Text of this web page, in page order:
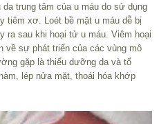
trung tâm của u máu do sử dụng
tiêm xơ. Loét bề mặt u máu dễ bị
ra sau khi hoại tử u máu. Viêm hoại
về sự phát triển của các vùng mô
gặp là thiểu dưỡng da và tổ
lép nửa mặt, thoái hóa khớp